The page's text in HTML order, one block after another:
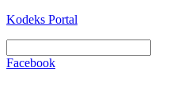
Kodeks Portal
Facebook